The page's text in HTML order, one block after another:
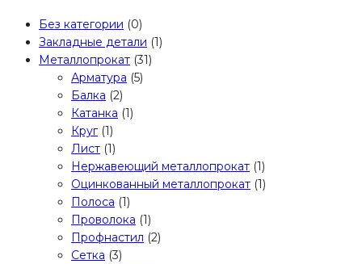
Без категории (0)
Закладные детали (1)
Металлопрокат (31)
Арматура (5)
Балка (2)
Катанка (1)
Круг (1)
Лист (1)
Нержавеющий металлопрокат (1)
Оцинкованный металлопрокат (1)
Полоса (1)
Проволока (1)
Профнастил (2)
Сетка (3)